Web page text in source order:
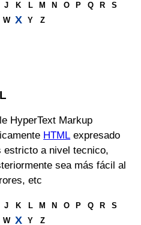
J K L M N O P Q R
S
W X Y Z
HyperText Markup
HTML expresado
estricto a nivel tecnico,
sea más fácil al
etc
J K L M N O P Q R
S
W X Y Z